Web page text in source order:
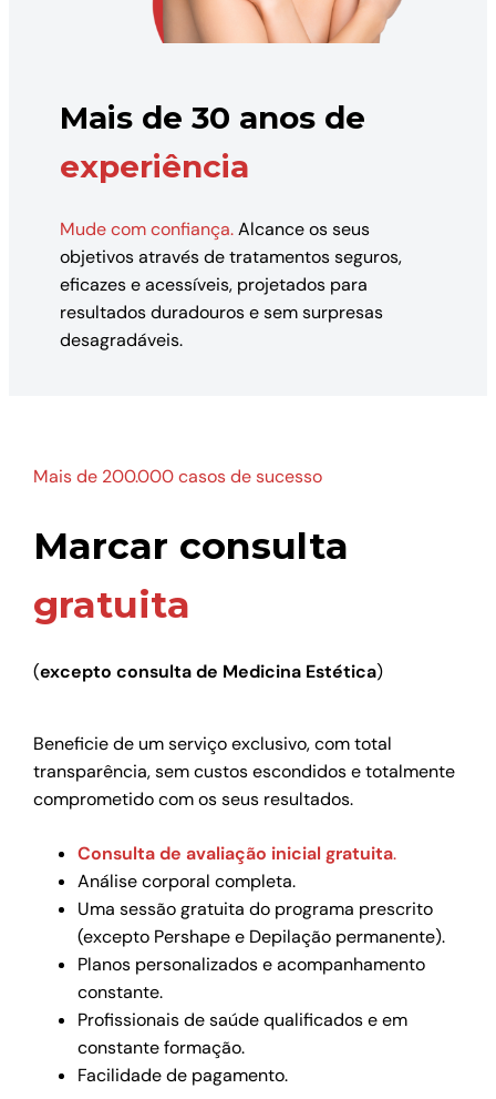
Mais de 30 anos de
experiência
Mude com confiança.Alcance os seus
objetivos através de tratamentos seguros,
eficazes e acessíveis, projetados para
resultados duradouros e sem surpresas
desagradáveis.
Mais de 200.000 casos de sucesso
Marcar consulta
gratuita
(excepto consulta de Medicina Estética)
Beneficie de um serviço exclusivo, com total
transparência, sem custos escondidos e totalmente
comprometido com os seus resultados.
Consulta de avaliação inicial gratuita.
Análise corporal completa.
Uma sessão gratuita do programa prescrito
(excepto Pershape e Depilação permanente).
Planos personalizados e acompanhamento
constante.
Profissionais de saúde qualificados e em
constante formação.
Facilidade de pagamento.